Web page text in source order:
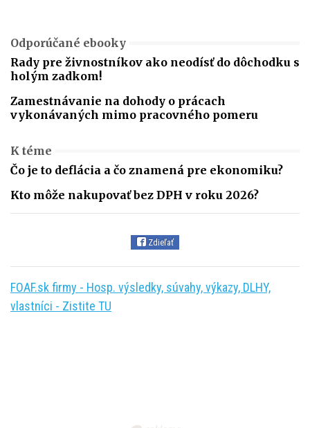
Odporúčané ebooky
Rady pre živnostníkov ako neodísť do dôchodku s
holým zadkom!
Zamestnávanie na dohody o prácach
vykonávaných mimo pracovného pomeru
K téme
Čo je to deflácia a čo znamená pre ekonomiku?
Kto môže nakupovať bez DPH v roku 2026?
Zdieľať
FOAF.sk firmy - Hosp. výsledky, súvahy, výkazy, DLHY,
vlastníci - Zistite TU